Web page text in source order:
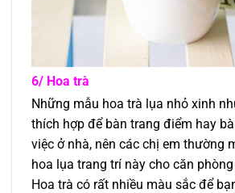
6/ Hoa trà
Những mẫu hoa trà lụa nhỏ xinh
thích hợp để bàn trang điểm hay
việc ở nhà, nên các chị em thường
hoa lụa trang trí này cho căn
Hoa trà có rất nhiều màu sắc để